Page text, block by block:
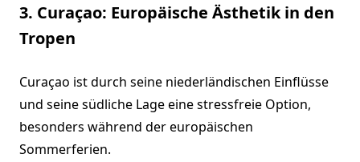
3. Curaçao: Europäische Ästhetik in den
Tropen
Curaçao ist durch seine niederländischen Einflüsse
und seine südliche Lage eine stressfreie Option,
besonders während der europäischen
Sommerferien.